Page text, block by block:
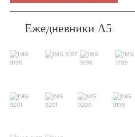
Ежедневники А5